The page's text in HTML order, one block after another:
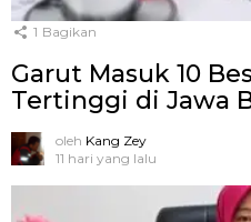
1 Bagikan
Garut Masuk 10
Tertinggi di Jawa
oleh Kang Zey
11 hari yang lalu